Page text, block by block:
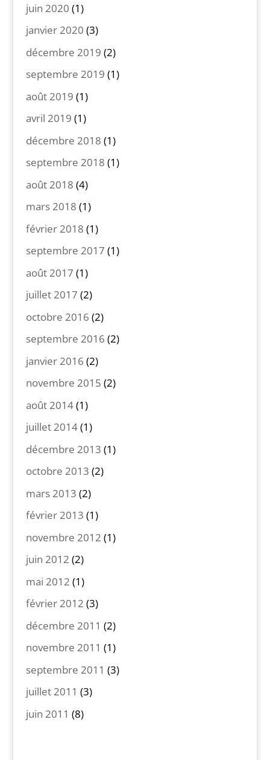
juin 2020 (1)
janvier 2020 (3)
décembre 2019 (2)
septembre 2019 (1)
août 2019 (1)
avril 2019 (1)
décembre 2018 (1)
septembre 2018 (1)
août 2018 (4)
mars 2018 (1)
février 2018 (1)
septembre 2017 (1)
août 2017 (1)
juillet 2017 (2)
octobre 2016 (2)
septembre 2016 (2)
janvier 2016 (2)
novembre 2015 (2)
août 2014(1)
juillet 2014(1)
décembre 2013 (1)
octobre 2013 (2)
mars 2013 (2)
février 2013 (1)
novembre 2012 (1)
juin 2012 (2)
mai 2012 (1)
février 2012 (3)
décembre 2011 (2)
novembre 2011 (1)
septembre 2011 (3)
juillet 2011 (3)
juin 2011 (8)